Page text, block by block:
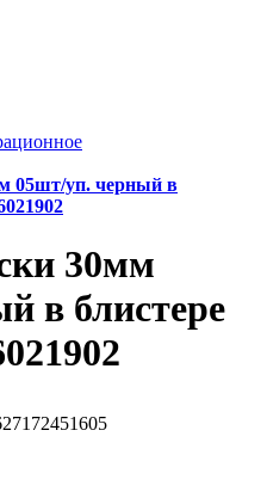
05шт/уп. черный в
30мм
в блистере